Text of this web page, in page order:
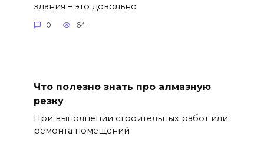
здания – это довольно
0 64
Что полезно знать про алмазную
резку
При выполнении строительных работ или
ремонта помещений